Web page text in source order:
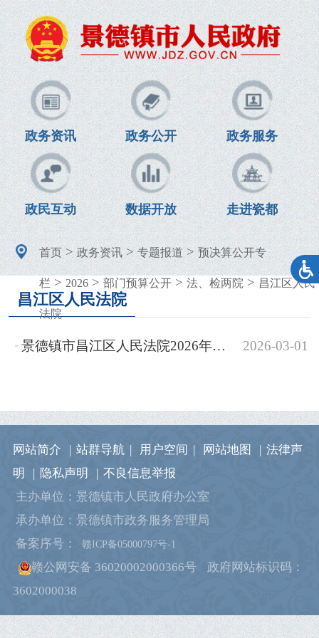
政务资讯 政务公开 政务服务
政民互动 数据开放 走进瓷都
首页>政务资讯>专题报道>预决算公开专
栏 > 2026> 部门预算公开> 法、检两院 > 昌江区人民
法院
昌江区人民法院
2026-03-01
景德镇市昌江区人民法院2026年部门预算
网站简介 | 站群导航 | 用户空间 | 网站地图 | 法律声
明
| 隐私声明 | 不良信息举报
主办单位：景德镇市人民政府办公室
承办单位：景德镇市政务服务管理局
备案序号：
赣ICP备05000797号-1
赣公网安备 36020002000366号
政府网站标识码：
3602000038